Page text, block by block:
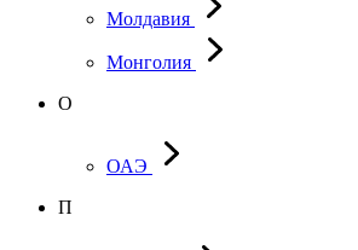
Молдавия
Монголия
О
ОАЭ
П